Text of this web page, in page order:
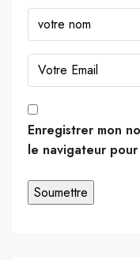
Enregistrer mon
le navigateur